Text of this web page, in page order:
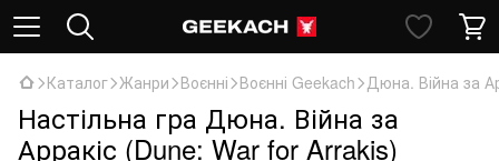
Каталог Жанри Воєнні Воєнні Geekach Дюна. Війна за
Настільна гра Дюна. Війна за
Арракіс (Dune: War for Arrakis)